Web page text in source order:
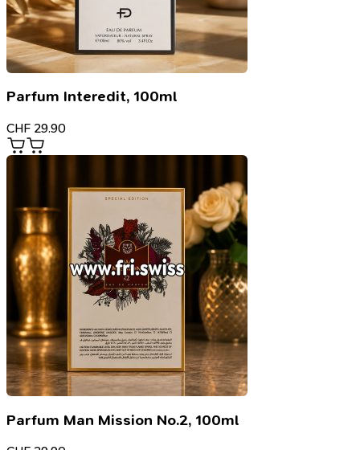
Parfum Interedit, 100ml
CHF 29.90
Parfum Man Mission No.2, 100ml